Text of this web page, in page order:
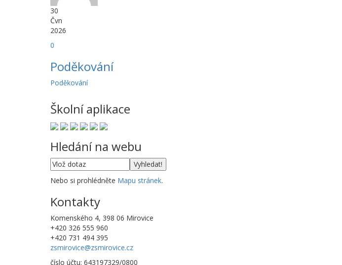
30
Čvn
2026
0
Poděkování
Poděkování
Školní aplikace
Hledání na webu
Nebo si prohlédněte Mapu stránek.
Kontakty
Komenského 4, 398 06 Mirovice
+420 326 555 960
+420 731 494 395
zsmirovice@zsmirovice.cz
číslo účtu: 643197329/0800